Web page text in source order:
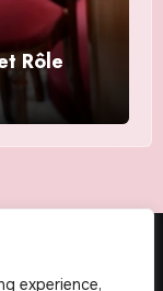
experience,
Rôle